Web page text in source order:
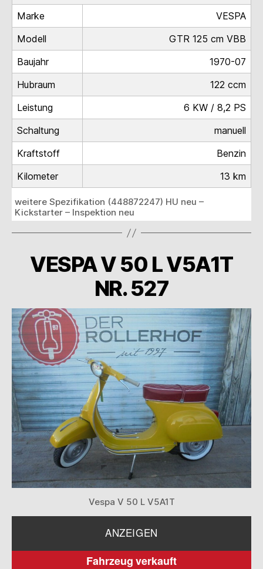
Marke
VESPA
Modell
GTR 125 cm VBB
Baujahr
1970-07
Hubraum
122 ccm
Leistung
6 KW / 8,2 PS
Schaltung
manuell
Kraftstoff
Benzin
Kilometer
13 km
weitere Spezifikation (448872247) HU neu –
Kickstarter – Inspektion neu
VESPA V 50 L V5A1T
NR. 527
Vespa V 50 L V5A1T
ANZEIGEN
Fahrzeug verkauft